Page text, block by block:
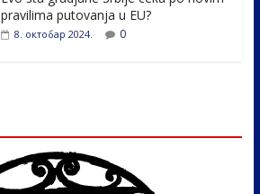
pravilima putovanja u EU?
8. октобар 2024. 0